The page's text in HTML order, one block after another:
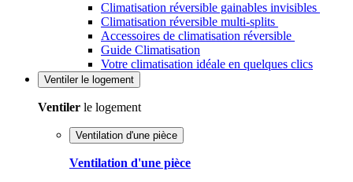
Climatisation réversible gainables invisibles
Climatisation réversible multi-splits
Accessoires de climatisation réversible
Guide Climatisation
Votre climatisation idéale en quelques clics
Ventiler le logement
Ventiler le logement
Ventilation d'une pièce
Ventilation d'une pièce